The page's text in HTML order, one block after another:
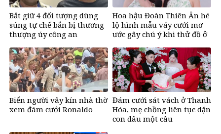
Bắt giữ 4 đối tượng dùng
súng tự chế bắn bị thương
thượng úy công an
Hoa hậu Đoàn Thiên Ân hé
lộ hình mẫu váy cưới mơ
ước gây chú ý khi thử đồ ở
Biển người vây kín nhà thờ
xem đám cưới Ronaldo
Đám cưới sát vách ở Thanh
Hóa, mẹ chồng liên tục dặn
con dâu một câu